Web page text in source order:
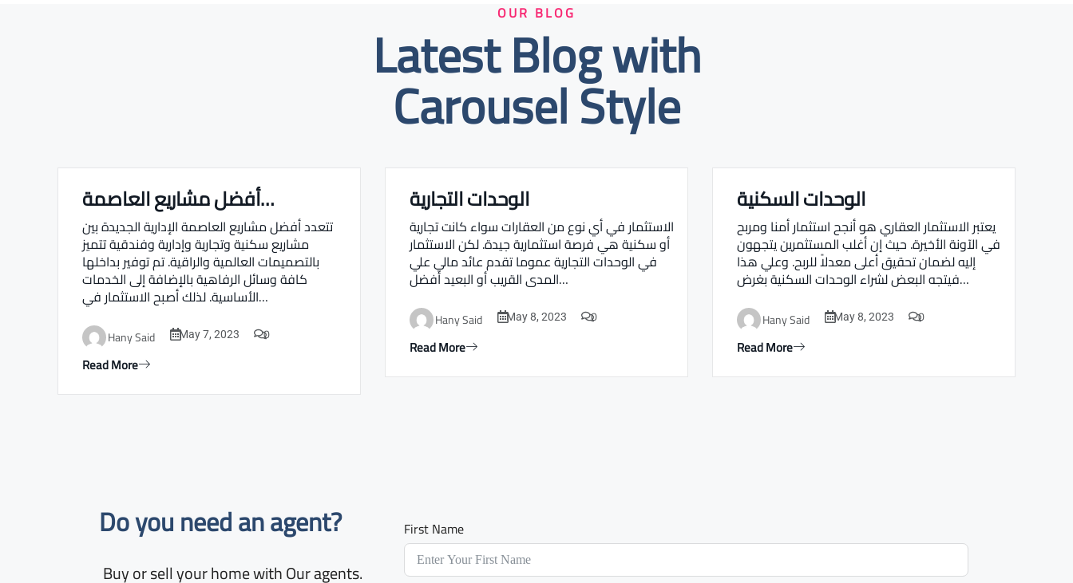
OUR BLOG
Latest Blog with
Carousel Style
Real estate Estate ville أفضل مشاريع العاصمة…
تتعدد أفضل مشاريع العاصمة الإدارية الجديدة بين
مشاريع سكنية وتجارية وإدارية وفندقية تتميز
بالتصميمات العالمية والراقية. تم توفير بداخلها
كافة وسائل الرفاهية بالإضافة إلى الخدمات
الأساسية. لذلك أصبح الاستثمار في…
Hany Said May 7, 2023 0
Read More
Real estate Estate ville
الوحدات التجارية
الاستثمار في أي نوع من العقارات سواء كانت تجارية
أو سكنية هي فرصة استثمارية جيدة. لكن الاستثمار
في الوحدات التجارية عموما تقدم عائد مالي علي
المدى القريب أو البعيد أفضل…
Hany Said May 8, 2023 0
Read More
Real estate Estate ville
الوحدات السكنية
يعتبر الاستثمار العقاري هو أنجح استثمار أمنا ومربح
في الآونة الأخيرة. حيث إن أغلب المستثمرين يتجهون
إليه لضمان تحقيق أعلى معدلاً للربح. وعلي هذا
فيتجه البعض لشراء الوحدات السكنية بغرض…
Hany Said May 8, 2023 0
Read More
Do you need an agent?​
Buy or sell your home with Our agents.
First Name